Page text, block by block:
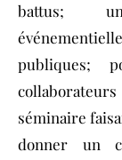
battus;
publiques;
séminaire
donner un